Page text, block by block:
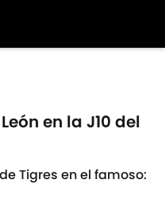
en la J10 del
Tigres en el famoso: